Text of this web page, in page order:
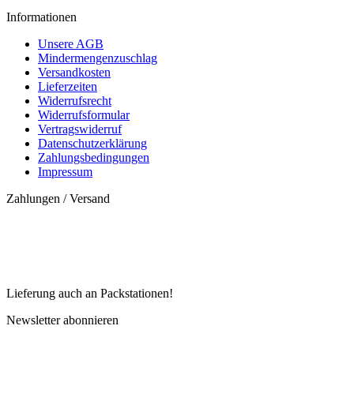
Informationen
Unsere AGB
Mindermengenzuschlag
Versandkosten
Lieferzeiten
Widerrufsrecht
Widerrufsformular
Vertragswiderruf
Datenschutzerklärung
Zahlungsbedingungen
Impressum
Zahlungen / Versand
Lieferung auch an Packstationen!
Newsletter abonnieren